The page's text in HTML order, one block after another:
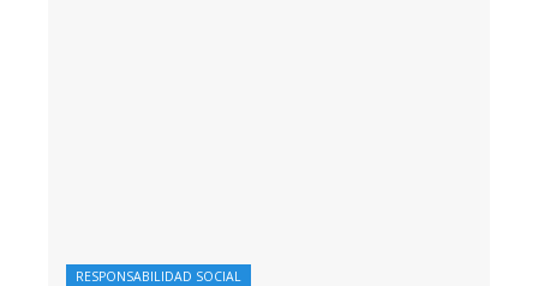
RESPONSABILIDAD SOCIAL